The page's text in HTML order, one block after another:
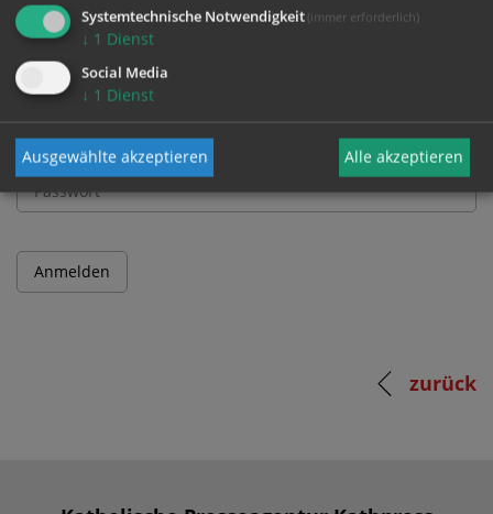
Benutzername
Passwort
zurück
Systemtechnische Notwendigkeit (immer erforderlich)
↓ 1 Dienst
Social Media
↓ 1 Dienst
Ausgewählte akzeptieren Alle akzeptieren